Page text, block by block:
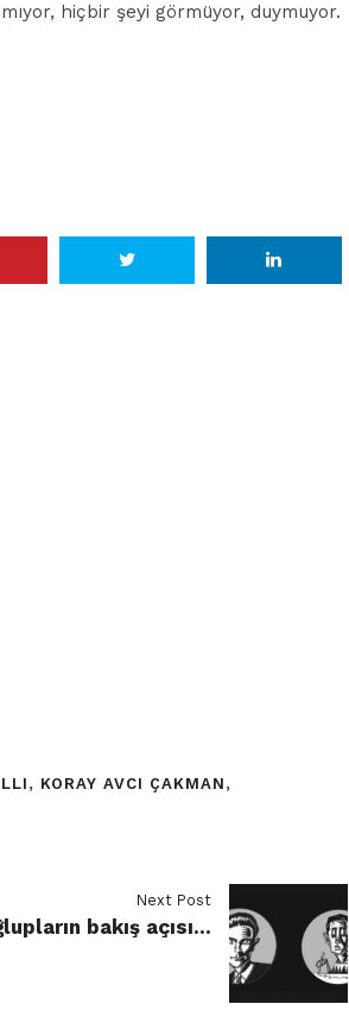
hiçbir şeyi görmüyor, duymuyor.
, KORAY AVCI ÇAKMAN ,
Next Post
bakış açısı…